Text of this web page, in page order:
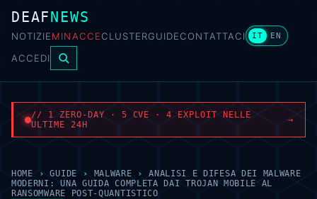
DEAFNEWS
NOTIZIEMINACCECLUSTERGUIDECONTATTACI IT EN
ACCEDI
// 1 ZERO-DAY · 5 CVE · 4 EXPLOIT NELLE
ULTIME 24H
→
HOME › GUIDE › MALWARE ›
ANALISI E DIFESA DEI MALWARE
MODERNI: UNA GUIDA COMPLETA DAI TROJAN MOBILE AL
RANSOMWARE POST-QUANTISTICO